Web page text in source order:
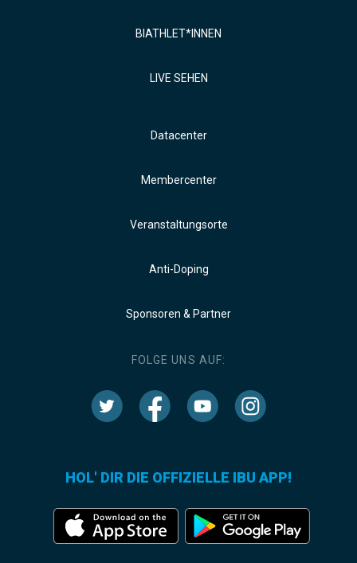
BIATHLET*INNEN
LIVE SEHEN
Datacenter
Membercenter
Veranstaltungsorte
Anti-Doping
Sponsoren & Partner
FOLGE UNS AUF:
HOL' DIR DIE OFFIZIELLE IBU APP!